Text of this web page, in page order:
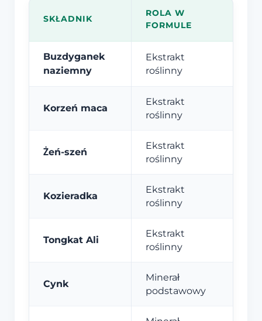
SKŁADNIK
ROLA W
FORMULE
Buzdyganek
naziemny
Ekstrakt
roślinny
Korzeń maca
Ekstrakt
roślinny
Żeń-szeń
Ekstrakt
roślinny
Kozieradka
Ekstrakt
roślinny
Tongkat Ali
Ekstrakt
roślinny
Cynk
Minerał
podstawowy